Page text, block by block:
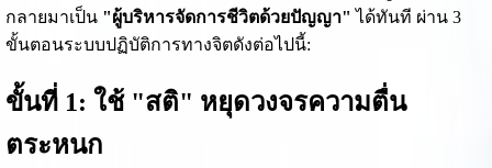
กลายมาเป็น "ผู้บริหารจัดการชีวิตด้วยปัญญา" ได้ทันที ผ่าน 3
ขั้นตอนระบบปฏิบัติการทางจิตดังต่อไปนี้:
ขั้นที่ 1: ใช้ "สติ" หยุดวงจรความตื่น
ตระหนก